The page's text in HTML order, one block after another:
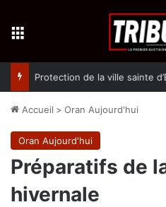
Accueil > Oran Aujourd'hui
Oran Aujourd'hui
Préparatifs de
hivernale